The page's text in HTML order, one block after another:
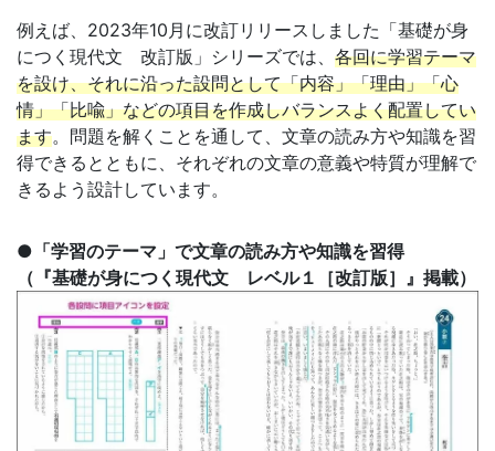
例えば、2023年10月に改訂リリースしました「基礎が身
につく現代文 改訂版」シリーズでは、 各回に学習テーマ
を設け、それに沿った設問として「内容」「理由」「心
情」「比喩」などの項目を作成しバランスよく配置してい
ます。問題を解くことを通して、文章の読み方や知識を習
得できるとともに、それぞれの文章の意義や特質が理解で
きるよう設計しています。
●「学習のテーマ」で文章の読み方や知識を習得
（『基礎が身につく現代文 レベル１［改訂版］』掲載）